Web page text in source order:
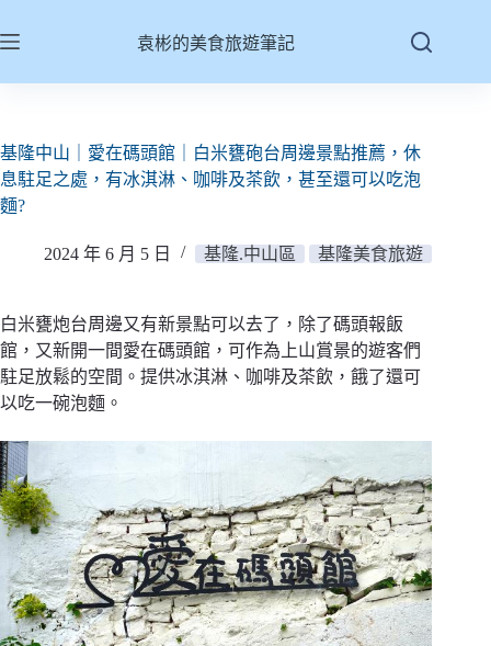
至
容
袁彬的美食旅遊筆記
基隆中山｜愛在碼頭館｜白米甕砲台周邊景點推薦，休
息駐足之處，有冰淇淋、咖啡及茶飲，甚至還可以吃泡
麵?
2024 年 6 月 5 日 基隆.中山區 基隆美食旅遊
白米甕炮台周邊又有新景點可以去了，除了碼頭報飯
館，又新開一間愛在碼頭館，可作為上山賞景的遊客們
駐足放鬆的空間。提供冰淇淋、咖啡及茶飲，餓了還可
以吃一碗泡麵。